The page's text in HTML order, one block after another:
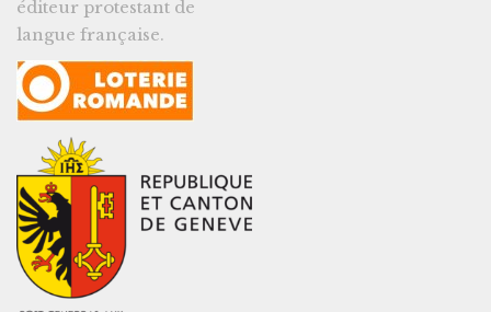
éditeur protestant de
langue française.